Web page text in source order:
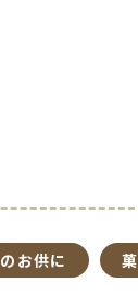
お供に